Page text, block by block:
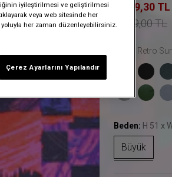
3.989,30 TL
5.699,00 TL
Retro
Beden: H 51 x
Büyük
iyileştirilmesi ve geliştirilmesi
veya web sitesinde her
yoluyla her zaman düzenleyebilirsiniz.
Çerez Ayarlarını Yapılandır